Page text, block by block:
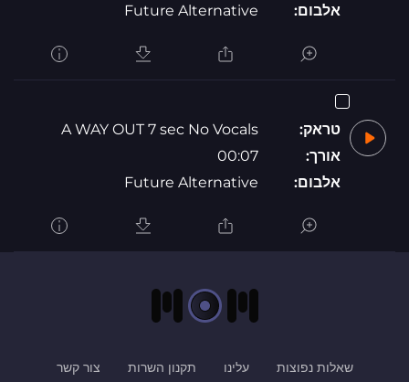
אלבום:
Future Alternative
טראק:
A WAY OUT 7 sec No Vocals
אורך:
00:07
אלבום:
Future Alternative
שאלות נפוצות עלינו תקנון השרות צור קשר